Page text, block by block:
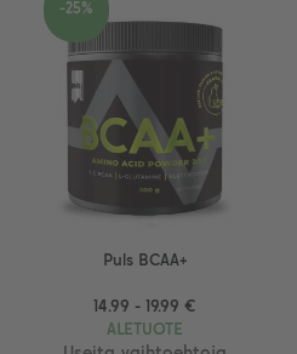
Puls BCAA+
14.99 - 19.99 €
ALETUOTE
-25%